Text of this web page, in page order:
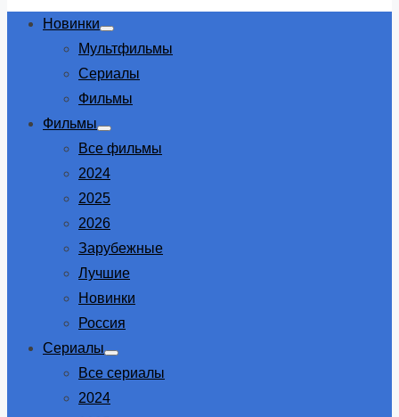
Новинки
Show
sub
Мультфильмы
Сериалы
Фильмы
Фильмы
Show
sub
Все фильмы
2024
2025
2026
Зарубежные
Лучшие
Новинки
Россия
Сериалы
Show
sub
Все сериалы
2024